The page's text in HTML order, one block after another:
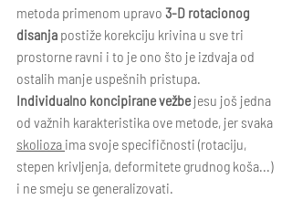
metoda primenom upravo 3-D rotacionog
disanja postiže korekciju krivina u sve tri
prostorne ravni i to je ono što je izdvaja od
ostalih manje uspešnih pristupa.
Individualno koncipirane vežbe jesu još jedna
od važnih karakteristika ove metode, jer svaka
skolioza ima svoje specifičnosti (rotaciju,
stepen krivljenja, deformitete grudnog koša...)
i ne smeju se generalizovati.